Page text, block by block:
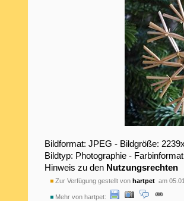
Bildformat: JPEG - Bildgröße:
Bildtyp: Photographie -
Hinweis zu den Nutzungsrechten
Zur Verfügung gestellt von hartpet am
Mehr von hartpet: